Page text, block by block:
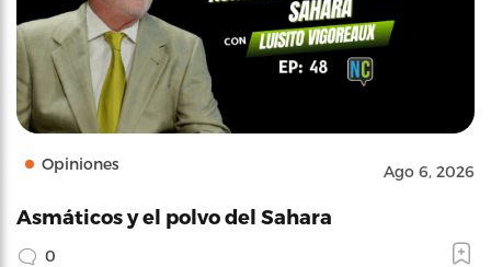
Opiniones Ago 6, 2026
Asmáticos y el polvo del Sahara
0